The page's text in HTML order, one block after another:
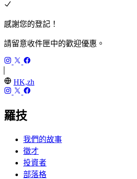
感謝您的登記！
請留意收件匣中的歡迎優惠。
HK,zh
羅技
我們的故事
徵才
投資者
部落格